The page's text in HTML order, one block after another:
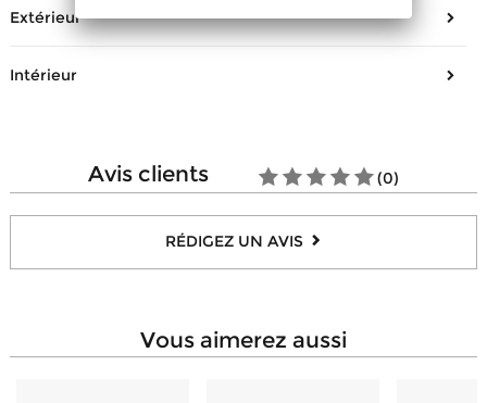
Extérieur
Intérieur
Nombre de poches billet
2
Nombre de poches zippées
1
avis clients (0)
RÉDIGEZ UN AVIS
vous aimerez aussi